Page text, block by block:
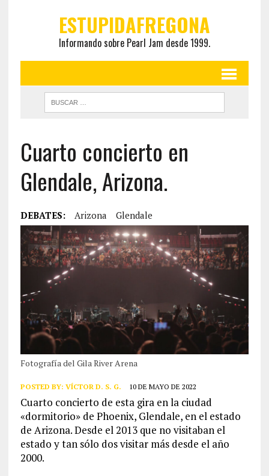
ESTUPIDAFREGONA
Informando sobre Pearl Jam desde 1999.
Cuarto concierto en
Glendale, Arizona.
DEBATES: Arizona Glendale
Fotografía del Gila River Arena
POSTED BY: VÍCTOR D. S. G. 10 DE MAYO DE 2022
Cuarto concierto de esta gira en la ciudad
«dormitorio» de Phoenix, Glendale, en el estado
de Arizona. Desde el 2013 que no visitaban el
estado y tan sólo dos visitar más desde el año
2000.